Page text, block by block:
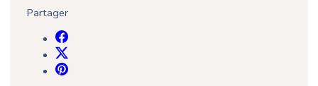
Partager